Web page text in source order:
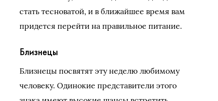
стать тесноватой, и в ближайшее время вам
придется перейти на правильное питание.
Близнецы
Близнецы посвятят эту неделю любимому
человеку. Одинокие представители этого